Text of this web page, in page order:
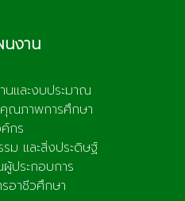
งาน
และงบประมาณ
คุณภาพการศึกษา
กร
ม และสิ่งประดิษฐ์
ผู้ประกอบการ
อาชีวศึกษา